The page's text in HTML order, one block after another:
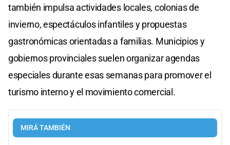
también impulsa actividades locales, colonias de
invierno, espectáculos infantiles y propuestas
gastronómicas orientadas a familias. Municipios y
gobiernos provinciales suelen organizar agendas
especiales durante esas semanas para promover el
turismo interno y el movimiento comercial.
MIRÁ TAMBIÉN